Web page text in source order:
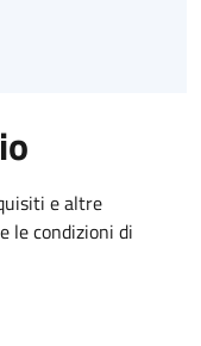
e altre
le condizioni di